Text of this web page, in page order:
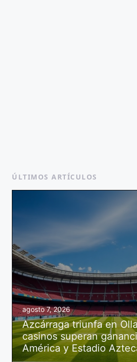
ÚLTIMOS ARTÍCULOS
agosto 7, 2026
Azcárraga triunfa en
casinos superan
América y Estadio